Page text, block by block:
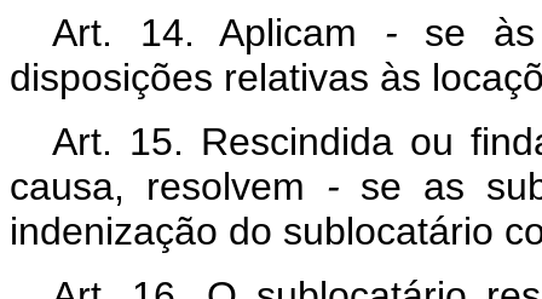
Art. 14. Aplicam - se às
disposições relativas às
Art. 15. Rescindida ou
causa, resolvem - se as
indenização do sublocatário